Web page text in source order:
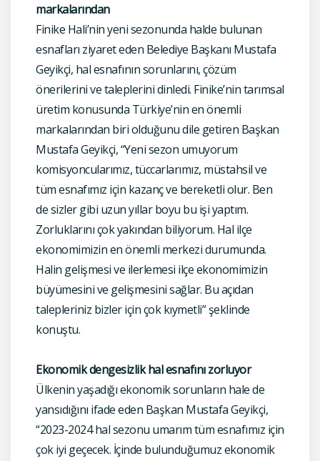
markalarından
Finike Hali’nin yeni sezonunda halde bulunan
esnafları ziyaret eden Belediye Başkanı Mustafa
Geyikçi, hal esnafının sorunlarını, çözüm
önerilerini ve taleplerini dinledi. Finike’nin tarımsal
üretim konusunda Türkiye’nin en önemli
markalarından biri olduğunu dile getiren Başkan
Mustafa Geyikçi, “Yeni sezon umuyorum
komisyoncularımız, tüccarlarımız, müstahsil ve
tüm esnafımız için kazanç ve bereketli olur. Ben
de sizler gibi uzun yıllar boyu bu işi yaptım.
Zorluklarını çok yakından biliyorum. Hal ilçe
ekonomimizin en önemli merkezi durumunda.
Halin gelişmesi ve ilerlemesi ilçe ekonomimizin
büyümesini ve gelişmesini sağlar. Bu açıdan
talepleriniz bizler için çok kıymetli” şeklinde
konuştu.
Ekonomik dengesizlik hal esnafını zorluyor
Ülkenin yaşadığı ekonomik sorunların hale de
yansıdığını ifade eden Başkan Mustafa Geyikçi,
“2023-2024 hal sezonu umarım tüm esnafımız için
çok iyi geçecek. İçinde bulunduğumuz ekonomik